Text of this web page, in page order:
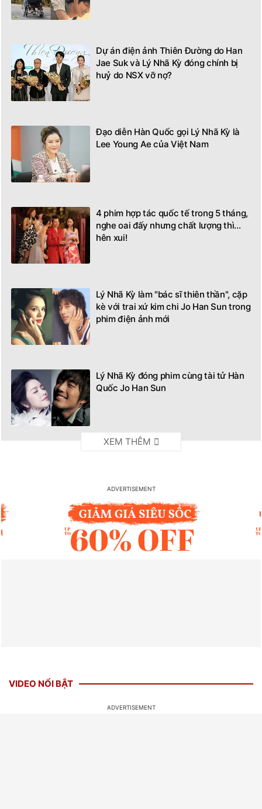
Dự án điện ảnh Thiên Đường do Han
Jae Suk và Lý Nhã Kỳ đóng chính bị
huỷ do NSX vỡ nợ?
Đạo diễn Hàn Quốc gọi Lý Nhã Kỳ là
Lee Young Ae của Việt Nam
4 phim hợp tác quốc tế trong 5 tháng,
nghe oai đấy nhưng chất lượng thì...
hên xui!
Lý Nhã Kỳ làm "bác sĩ thiên thần", cặp
kè với trai xứ kim chi Jo Han Sun trong
phim điện ảnh mới
Lý Nhã Kỳ đóng phim cùng tài tử Hàn
Quốc Jo Han Sun
VIDEO NỔI BẬT